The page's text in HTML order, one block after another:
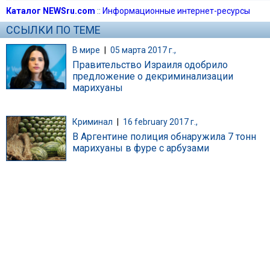
Каталог NEWSru.com :: Информационные интернет-ресурсы
ССЫЛКИ ПО ТЕМЕ
В мире | 05 марта 2017 г.,
Правительство Израиля одобрило
предложение о декриминализации
марихуаны
Криминал 16 february 2017 г.,
В Аргентине полиция обнаружила 7 тонн
марихуаны в фуре с арбузами